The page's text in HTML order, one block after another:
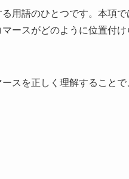
用語のひとつです。本項
ースがどのように位置付け
スを正しく理解することで